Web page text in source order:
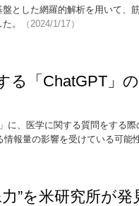
とした網羅的解析を用いて、
。
（2024/1/17）
る「ChatGPT」
に、医学に関する質問をする
報量の影響を受けている可能
力”を米研究所が